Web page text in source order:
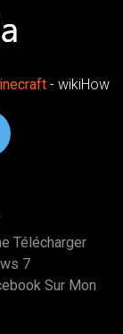
- wikiHow
Télécharger
7
Sur Mon